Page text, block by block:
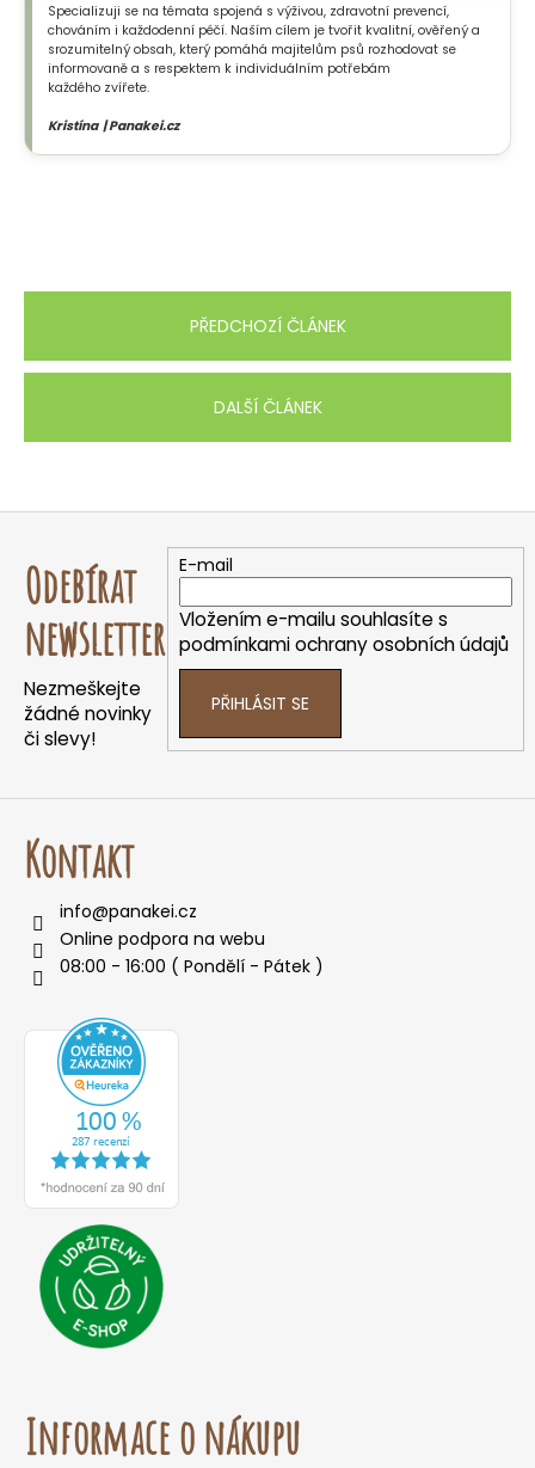
Specializuji se na témata spojená s výživou, zdravotní prevencí,
chováním i každodenní péčí. Naším cílem je tvořit kvalitní, ověřený a
srozumitelný obsah, který pomáhá majitelům psů rozhodovat se
informovaně a s respektem k individuálním potřebám
každého zvířete.
Kristína | Panakei.cz
PŘEDCHOZÍ ČLÁNEK
DALŠÍ ČLÁNEK
Z
Odebírat
newsletter
Nezmeškejte
žádné novinky
či slevy!
E-mail
Vložením e-mailu souhlasíte s
podmínkami ochrany osobních údajů
PŘIHLÁSIT SE
Kontakt
info@panakei.cz
Online podpora na webu
08:00 - 16:00 ( Pondělí - Pátek )
Informace o nákupu